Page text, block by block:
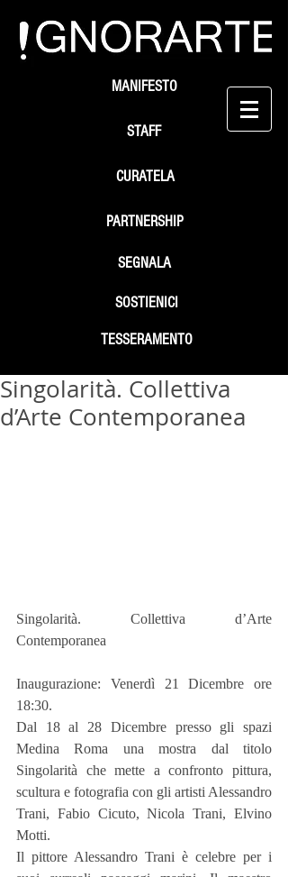
STAFF
SEGNALA
SOSTIENICI
MANIFESTO
PARTNERSHIP
TESSERAMENTO
CURATELA
Singolarità. Collettiva
d’Arte Contemporanea
Singolarità. Collettiva d’Arte
Contemporanea
Inaugurazione: Venerdì 21 Dicembre ore
18:30.
Dal 18 al 28 Dicembre presso gli spazi
Medina Roma una mostra dal titolo
Singolarità che mette a confronto pittura,
scultura e fotografia con gli artisti Alessandro
Trani, Fabio Cicuto, Nicola Trani, Elvino
Motti.
Il pittore Alessandro Trani è celebre per i